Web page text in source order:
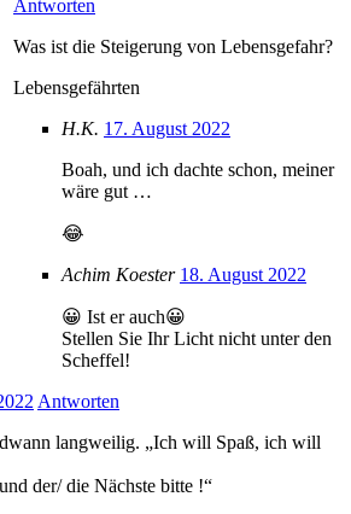
Antworten
Was ist die Steigerung von Lebensgefahr?
Lebensgefährten
H.K. 17. August 2022
Boah, und ich dachte schon, meiner
wäre gut …
😂
Achim Koester 18. August 2022
😀 Ist er auch😀
Stellen Sie Ihr Licht nicht unter den
Scheffel!
Antworten
langweilig. „Ich will Spaß, ich will
der/ die Nächste bitte !“